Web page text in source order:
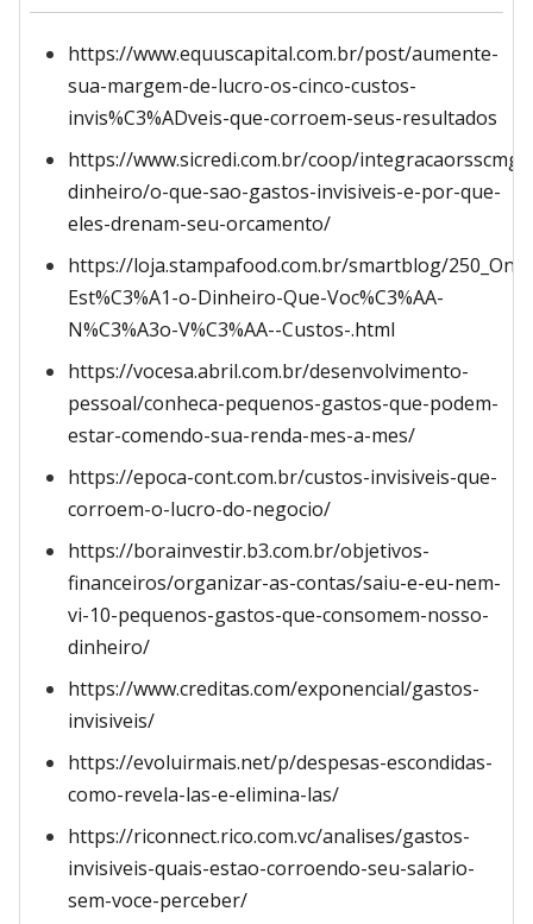
https://www.equuscapital.com.br/post/aumente-
sua-margem-de-lucro-os-cinco-custos-
invis%C3%ADveis-que-corroem-seus-resultados
https://www.sicredi.com.br/coop/
dinheiro/o-que-sao-gastos-invisiveis-e-por-que-
eles-drenam-seu-orcamento/
https://loja.stampafood.com.br/smartblog/
Est%C3%A1-o-Dinheiro-Que-Voc%C3%AA-
N%C3%A3o-V%C3%AA--Custos-.html
https://vocesa.abril.com.br/desenvolvimento-
pessoal/conheca-pequenos-gastos-que-podem-
estar-comendo-sua-renda-mes-a-mes/
https://epoca-cont.com.br/custos-invisiveis-que-
corroem-o-lucro-do-negocio/
https://borainvestir.b3.com.br/objetivos-
financeiros/organizar-as-contas/saiu-e-eu-nem-
vi-10-pequenos-gastos-que-consomem-nosso-
dinheiro/
https://www.creditas.com/exponencial/gastos-
invisiveis/
https://evoluirmais.net/p/despesas-escondidas-
como-revela-las-e-elimina-las/
https://riconnect.rico.com.vc/analises/gastos-
invisiveis-quais-estao-corroendo-seu-salario-
sem-voce-perceber/